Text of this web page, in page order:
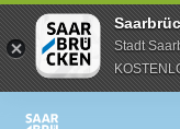
Stadt